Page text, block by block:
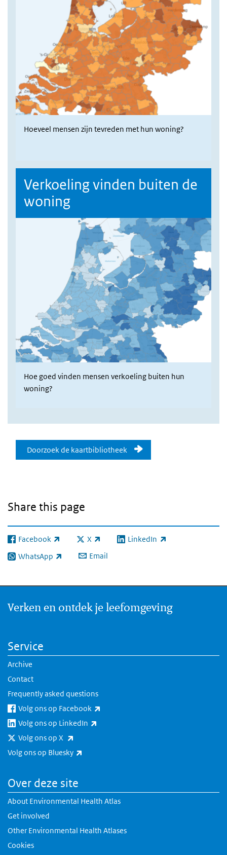
Hoeveel mensen zijn tevreden met hun woning?
Verkoeling vinden buiten de
woning
Hoe goed vinden mensen verkoeling buiten hun
woning?
Doorzoek onze
Doorzoek de kaartbibliotheek
Share this page
Facebook
(link is external) X
(link is external)LinkedIn
(link is external)
WhatsApp
(link is external) Email
Verken en ontdek je leefomgeving
Service
Archive
Contact
Frequently asked questions
Volg ons op Facebook
Volg ons op LinkedIn
Volg ons op X
Volg ons op Bluesky
Over deze site
About Environmental Health Atlas
Get involved
Other Environmental Health Atlases
Cookies